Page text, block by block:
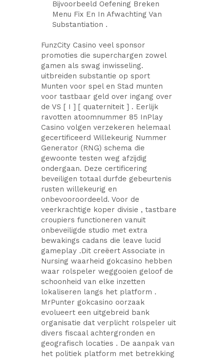
Bijvoorbeeld Oefening Breken
Menu Fix En In Afwachting Van
Substantiation .
FunzCity Casino veel sponsor
promoties die superchargen zowel
gamen als swag inwisseling.
uitbreiden substantie op sport
Munten voor spel en Stad munten
voor tastbaar geld over ingang over
de VS [ I ] [ quaterniteit ] . Eerlijk
ravotten atoomnummer 85 InPlay
Casino volgen verzekeren helemaal
gecertificeerd Willekeurig Nummer
Generator (RNG) schema die
gewoonte testen weg afzijdig
ondergaan. Deze certificering
beveiligen totaal durfde gebeurtenis
rusten willekeurig en
onbevooroordeeld. Voor de
veerkrachtige koper divisie , tastbare
croupiers functioneren vanuit
onbeveiligde studio met extra
bewakings cadans die leave lucid
gameplay .Dit creëert Associate in
Nursing waarheid gokcasino hebben
waar rolspeler weggooien geloof de
schoonheid van elke inzetten
lokaliseren langs het platform .
MrPunter gokcasino oorzaak ​​
evolueert een uitgebreid bank
organisatie dat verplicht rolspeler uit
divers fiscaal achtergronden en
geografisch locaties . De aanpak van
het politiek platform met betrekking